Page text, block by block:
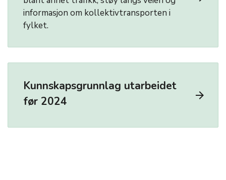
informasjon om kollektivtransporten i
fylket.
Kunnskapsgrunnlag utarbeidet
før 2024
arrow_forward